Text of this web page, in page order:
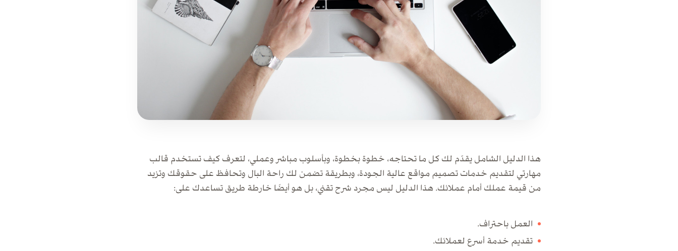
هذا الدليل الشامل يقدّم لك كل ما تحتاجه، خطوة بخطوة، وبأسلوب مباشر وعملي، لتعرف كيف تستخدم قالب
مهارتي لتقديم خدمات تصميم مواقع عالية الجودة، وبطريقة تضمن لك راحة البال وتحافظ على حقوقك وتزيد
من قيمة عملك أمام عملائك. هذا الدليل ليس مجرد شرح تقني، بل هو أيضًا خارطة طريق تساعدك على:
العمل باحتراف.
تقديم خدمة أسرع لعملائك.